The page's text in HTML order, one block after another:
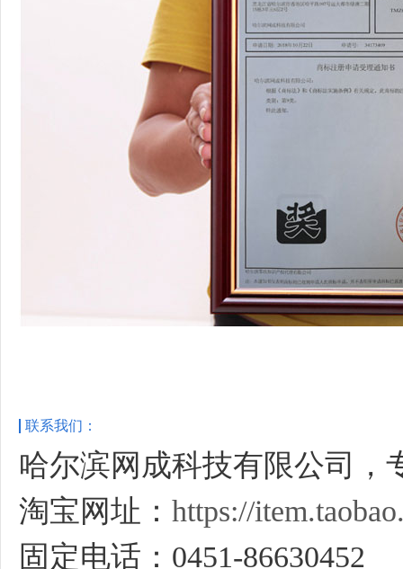
联系我们：
哈尔滨网成科技有限公司，
淘宝网址： https://
固定电话：0451-86630452